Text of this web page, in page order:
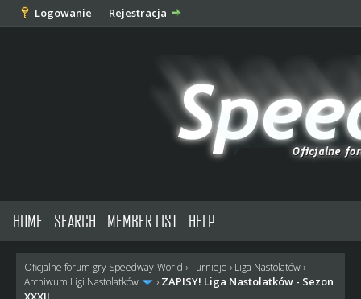
Logowanie Rejestracja
HOME SEARCH MEMBER LIST HELP
Oficjalne forum gry Speedway-World ›Turnieje › Liga Nastolatów›
Archiwum Ligi Nastolatków
› ZAPISY! Liga Nastolatków - Sezon